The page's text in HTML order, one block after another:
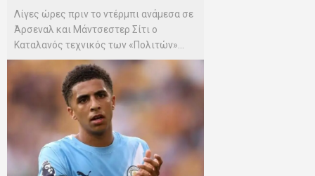
Λίγες ώρες πριν το ντέρμπι ανάμεσα σε
Άρσεναλ και Μάντσεστερ Σίτι ο
Καταλανός τεχνικός των «Πολιτών»...